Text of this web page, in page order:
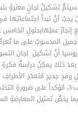
تشكيلُ لجانٍ معنيةٍ
يجبُ أنْ تبدأَ
إنجازُ عملِهابحلولِ
جميل المحسوبُ على ما
أنْ تشكيلَ لجانِ
وفدٍ جديدٍ مُتعدّدِ الأطرافِ
للمشاركةِ في جنيف-3، مُؤكداً على
يخصُّ تمثيلَ المعارضةِ